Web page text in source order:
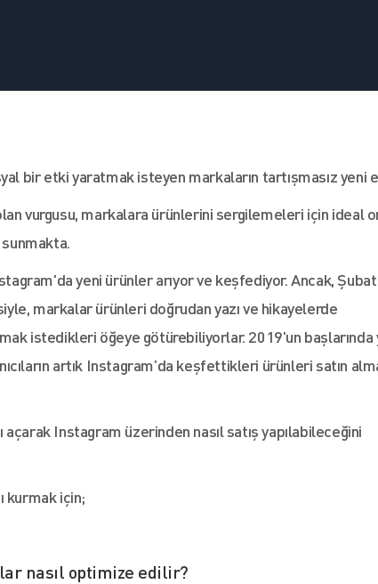
bir etki yaratmak isteyen markaların tartışmasız yeni
vurgusu, markalara ürünlerini sergilemeleri için ideal
yeni ürünler arıyor ve keşfediyor. Ancak, Şubat
markalar ürünleri doğrudan yazı ve hikayelerde
istedikleri öğeye götürebiliyorlar. 2019'un başlarında
artık Instagram’da keşfettikleri ürünleri satın
açarak Instagram üzerinden nasıl satış yapılabileceğini
kurmak için;
nasıl optimize edilir?